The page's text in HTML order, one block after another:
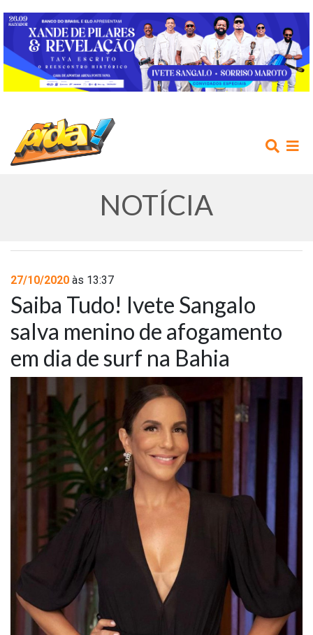
AGENDA
NOTÍCIAS
VÍDEOS
PROMOÇÕES
CONTATO
NOTÍCIA
27/10/2020 às 13:37
Saiba Tudo! Ivete Sangalo
salva menino de afogamento
em dia de surf na Bahia